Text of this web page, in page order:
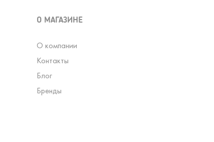
О МАГАЗИНЕ
О компании
Контакты
Блог
Бренды